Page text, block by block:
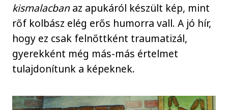
kismalacbanaz apukáról készült kép, mint
rőf kolbász elég erős humorra vall. A jó hír,
hogy ez csak felnőttként traumatizál,
gyerekként még más-más értelmet
tulajdonítunk a képeknek.